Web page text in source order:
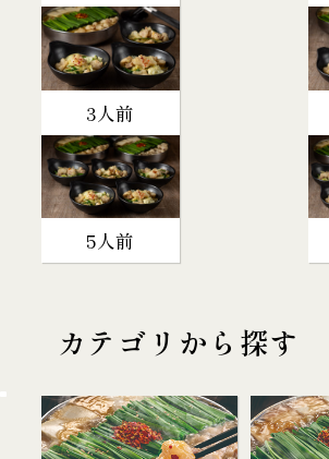
3人前
5人前
カテゴリから探す